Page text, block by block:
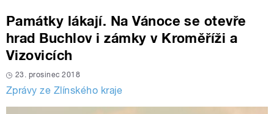
Památky lákají. Na Vánoce se otevře
hrad Buchlov i zámky v Kroměříži a
Vizovicích
23. prosinec 2018
Zprávy ze Zlínského kraje